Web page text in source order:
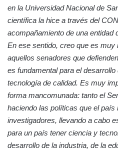
en la Universidad Nacional de
científica la hice a través del
acompañamiento de una entidad
En ese sentido, creo que es muy
aquellos senadores que
es fundamental para el
tecnología de calidad. Es muy
forma mancomunada: tanto el
haciendo las políticas que el país
investigadores, llevando a cabo
para un país tener ciencia y
desarrollo de la industria, de la